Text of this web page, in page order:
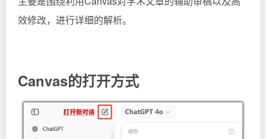
效修改，进行详细的解析。
Canvas的打开方式